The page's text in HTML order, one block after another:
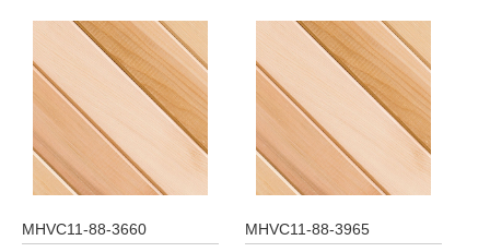
MHVC11-88-3660 MHVC11-88-3965